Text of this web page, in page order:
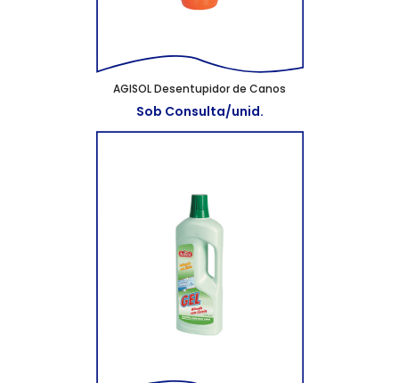
AGISOL Desentupidor de Canos
Sob Consulta/unid.